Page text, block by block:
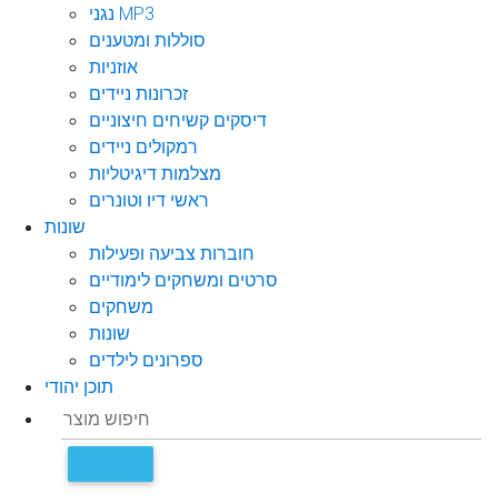
נגני MP3
סוללות ומטענים
אוזניות
זכרונות ניידים
דיסקים קשיחים חיצוניים
רמקולים ניידים
מצלמות דיגיטליות
ראשי דיו וטונרים
שונות
חוברות צביעה ופעילות
סרטים ומשחקים לימודיים
משחקים
שונות
ספרונים לילדים
תוכן יהודי